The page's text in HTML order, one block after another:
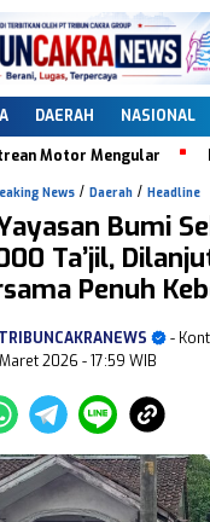
DAERAH NASIONAL
Motor Mengular
News / Daerah / Headline
Bumi
Ta’jil,
Penuh
-
2026 - 17:59 WIB